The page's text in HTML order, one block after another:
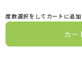
度数選択をしてカートに追加
カー